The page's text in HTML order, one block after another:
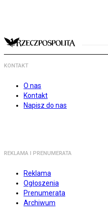
KONTAKT
O nas
Kontakt
Napisz do nas
REKLAMA I PRENUMERATA
Reklama
Ogłoszenia
Prenumerata
Archiwum